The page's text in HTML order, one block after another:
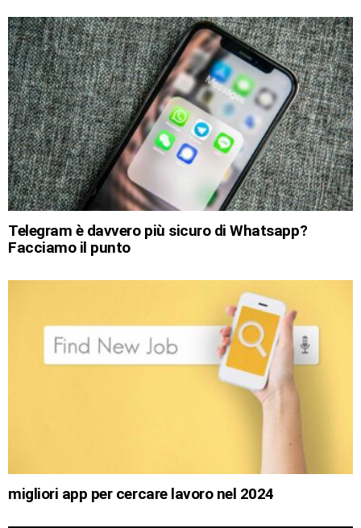
Telegram è davvero più sicuro di Whatsapp?
Facciamo il punto
migliori app per cercare lavoro nel 2024